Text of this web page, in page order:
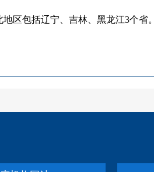
地区包括辽宁、吉林、黑龙江3个省